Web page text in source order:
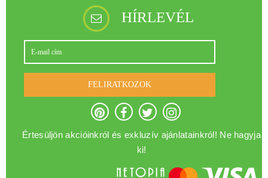
HÍRLEVÉL
FELIRATKOZOK
Értesüljön akcióinkról és exkluzív ajánlatainkról! Ne hagyja
ki!